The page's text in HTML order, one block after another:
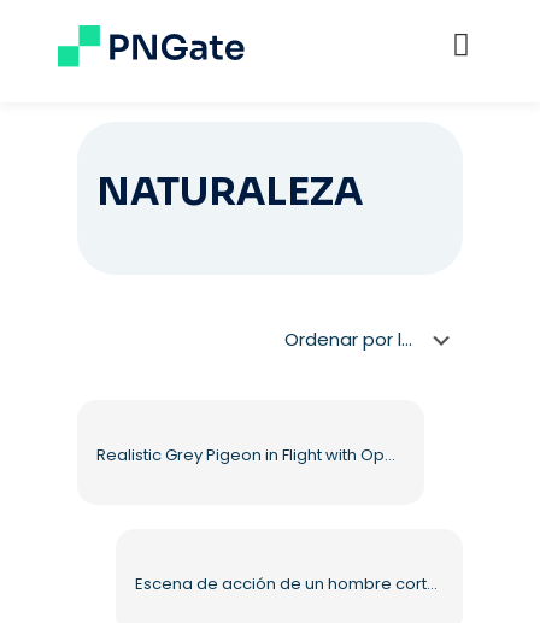
NATURALEZA
Realistic Grey Pigeon in Flight with Open Wings Free PNG
Escena de acción de un hombre cortando un tronco con una motosierra (PNG)